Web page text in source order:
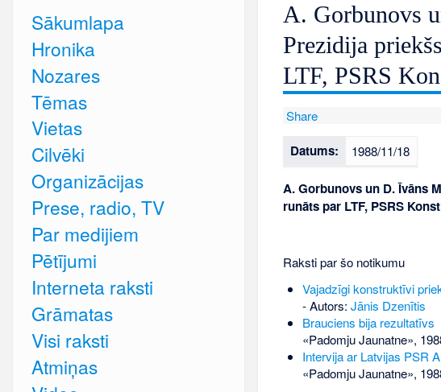
A. Gorbunovs
Prezidija
LTF, PSRS
Share
Datums: 1988/11/18
A. Gorbunovs un D. Īvāns
runāts par LTF, PSRS
Raksti par šo notikumu
Vajadzīgi konstruktīvi
- Autors: Jānis Dzenītis
Brauciens bija rezultatīvs
«Padomju Jaunatne»,
Intervija ar Latvijas PSR
«Padomju Jaunatne»,
Sākumlapa
Hronika
Nozares
Tēmas
Vietas
Cilvēki
Organizācijas
Prese, radio, TV
Par medijiem
Pētījumi
Interneta raksti
Grāmatas
Visi raksti
Atmiņas